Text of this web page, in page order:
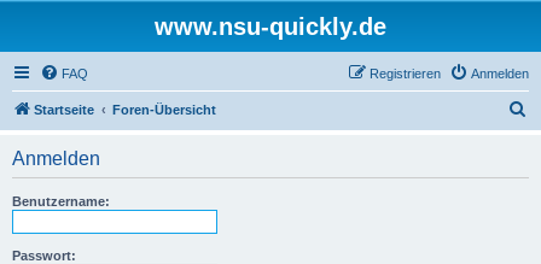
www.nsu-quickly.de
FAQ Anmelden
Registrieren
Startseite Foren-Übersicht
Anmelden
Benutzername:
Passwort: